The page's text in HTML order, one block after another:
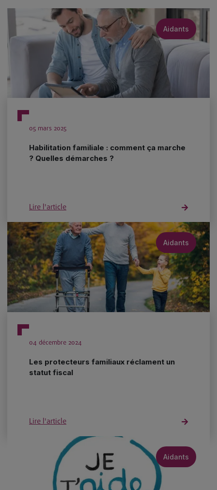
Aidants
05 mars 2025
Habilitation familiale : comment ça marche
? Quelles démarches ?
Lire l'article
Aidants
04 décembre 2024
Les protecteurs familiaux réclament un
statut fiscal
Lire l'article
Aidants